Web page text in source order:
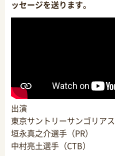
ッセージを送ります。
出演
東京サントリーサンゴリアス
垣永真之介選手（PR）
中村亮土選手（CTB）